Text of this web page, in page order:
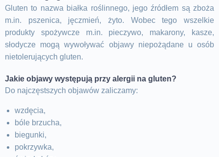
Gluten to nazwa białka roślinnego, jego źródłem są zboża
m.in. pszenica, jęczmień, żyto. Wobec tego wszelkie
produkty spożywcze m.in. pieczywo, makarony, kasze,
słodycze mogą wywoływać objawy niepożądane u osób
nietolerujących gluten.
Jakie objawy występują przy alergii na gluten?
Do najczęstszych objawów zaliczamy:
wzdęcia,
bóle brzucha,
biegunki,
pokrzywka,